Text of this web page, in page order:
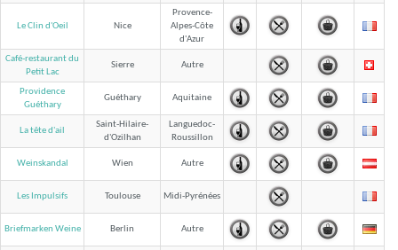
Le Clin d'Oeil Nice
Provence-
Alpes-Côte
d'Azur
Café-restaurant du
Petit Lac
Sierre Autre
Providence
Guéthary
Guéthary Aquitaine
La tête d'ail
Saint-Hilaire-
d'Ozilhan
Languedoc-
Roussillon
Weinskandal Wien Autre
Les Impulsifs Toulouse Midi-Pyrénées
Briefmarken Weine Berlin Autre